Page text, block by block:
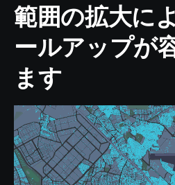
範囲の拡大に
ールアップが
ます